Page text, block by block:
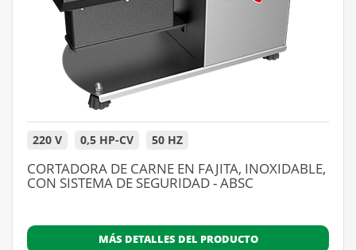
220 V 0,5 HP-CV 50 HZ
CORTADORA DE CARNE EN FAJITA, INOXIDABLE,
CON SISTEMA DE SEGURIDAD - ABSC
MÁS DETALLES DEL PRODUCTO